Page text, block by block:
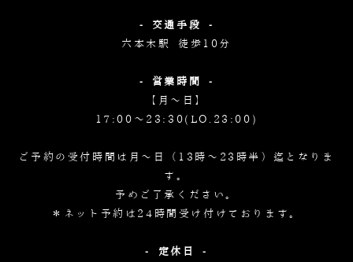
- 交通手段 -
六本木駅 徒歩10分
- 営業時間 -
【月～日】
17:00～23:30(LO.23:00)
ご予約の受付時間は月～日（13時～23時半）迄となりま
す。
予めご了承ください。
＊ネット予約は24時間受け付けております。
- 定休日 -